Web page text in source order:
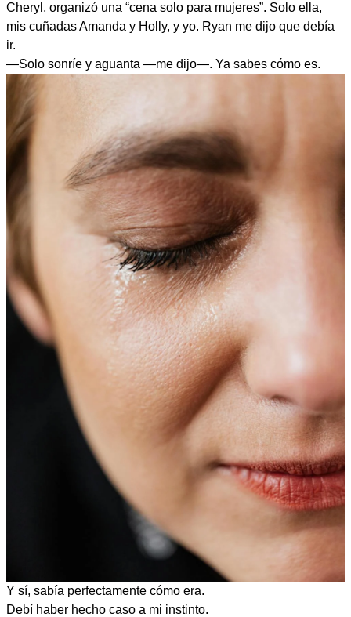
Cheryl, organizó una “cena solo para mujeres”. Solo ella,
mis cuñadas Amanda y Holly, y yo. Ryan me dijo que debía
ir.
—Solo sonríe y aguanta —me dijo—. Ya sabes cómo es.
Y sí, sabía perfectamente cómo era.
Debí haber hecho caso a mi instinto.